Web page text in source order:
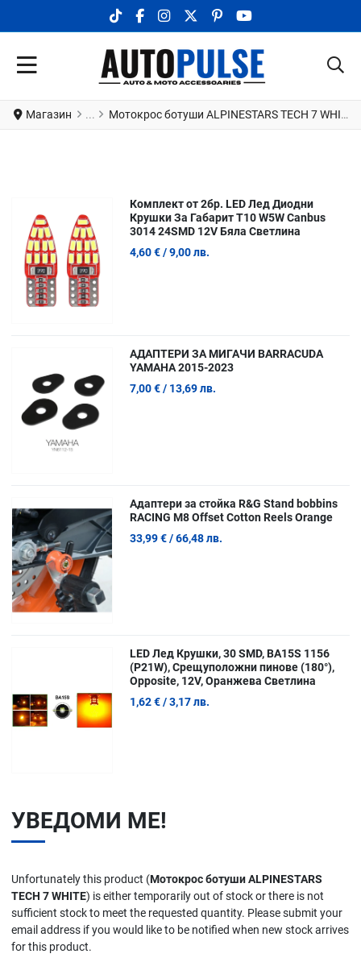
TIKTOK SOCIAL LINK
FACEBOOK SOCIAL LINK
INSTAGRAM SOCIAL LINK
X.COM SOCIAL LINK
PINTEREST SOCIAL LINK
YOUTUBE SOCIAL
Магазин Мотокрос ботуши ALPINESTARS TECH 7 WHITE
Комплект от 2бр. LED Лед Диодни
Крушки За Габарит Т10 W5W Canbus
3014 24SMD 12V Бяла Светлина
4,60 €/ 9,00 лв.
АДАПТЕРИ ЗА МИГАЧИ BARRACUDA
YAMAHA 2015-2023
7,00 €/ 13,69 лв.
Адаптери за стойка R&G Stand bobbins
RACING M8 Offset Cotton Reels Orange
33,99 €/ 66,48 лв.
LED Лед Крушки, 30 SMD, BA15S 1156
(P21W), Срещуположни пинове (180°),
Opposite, 12V, Оранжева Светлина
1,62 €/ 3,17 лв.
УВЕДОМИ МЕ!
Unfortunately this product (Мотокрос ботуши ALPINESTARS
TECH 7 WHITE) is either temporarily out of stock or there is not
sufficient stock to meet the requested quantity. Please submit your
email address if you would like to be notified when new stock arrives
for this product.